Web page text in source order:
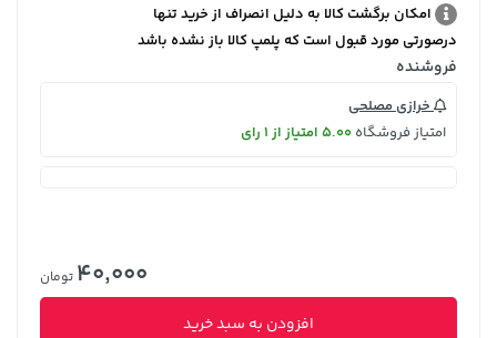
امکان برگشت کالا به دلیل انصراف از خرید تنها
درصورتی مورد قبول است که پلمپ کالا باز نشده باشد
فروشنده
خرازی مصلحی
امتیاز فروشگاه 5.00 امتیاز از 1 رای
40,000 تومان
افزودن به سبد خرید